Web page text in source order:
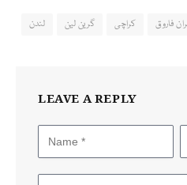
فاروق کراچی گرین لین
لندن
LEAVE A REPLY